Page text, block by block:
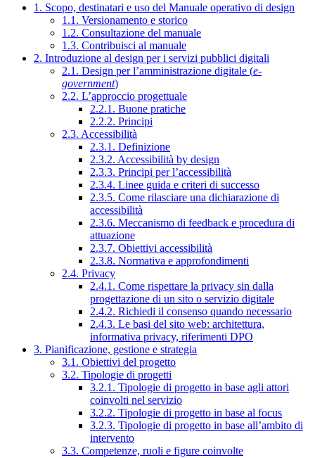
1. Scopo, destinatari e uso del Manuale operativo di design
1.1. Versionamento e storico
1.2. Consultazione del manuale
1.3. Contribuisci al manuale
2. Introduzione al design per i servizi pubblici digitali
2.1. Design per l’amministrazione digitale (e-
government)
2.2. L’approccio progettuale
2.2.1. Buone pratiche
2.2.2. Principi
2.3. Accessibilità
2.3.1. Definizione
2.3.2. Accessibilità by design
2.3.3. Principi per l’accessibilità
2.3.4. Linee guida e criteri di successo
2.3.5. Come rilasciare una dichiarazione di
accessibilità
2.3.6. Meccanismo di feedback e procedura di
attuazione
2.3.7. Obiettivi accessibilità
2.3.8. Normativa e approfondimenti
2.4. Privacy
2.4.1. Come rispettare la privacy sin dalla
progettazione di un sito o servizio digitale
2.4.2. Richiedi il consenso quando necessario
2.4.3. Le basi del sito web: architettura,
informativa privacy, riferimenti DPO
3. Pianificazione, gestione e strategia
3.1. Obiettivi del progetto
3.2. Tipologie di progetti
3.2.1. Tipologie di progetto in base agli attori
coinvolti nel servizio
3.2.2. Tipologie di progetto in base al focus
3.2.3. Tipologie di progetto in base all’ambito di
intervento
3.3. Competenze, ruoli e figure coinvolte